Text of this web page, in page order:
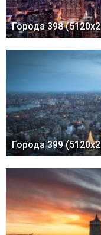
Города 398
Города 399